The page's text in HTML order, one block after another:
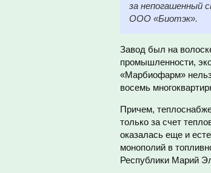
за непогашенный
ООО «Биотэк».
Завод был на
промышленности,
«Марбиофарм»
восемь
Причем,
только за счет
оказалась еще и
монополий в
Республики Марий